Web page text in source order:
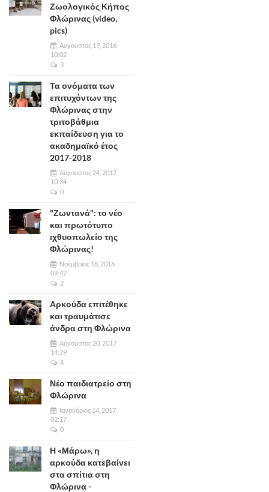
Ζωολογικός Κήπος
Φλώρινας (video,
pics)
Αύγουστος 19, 2016
10:02
3
Τα ονόματα των
επιτυχόντων της
Φλώρινας στην
τριτοβάθμια
εκπαίδευση για το
ακαδημαϊκό έτος
2017-2018
Αύγουστος 24, 2017
10:34
0
"Ζωντανά": το νέο
και πρωτότυπο
ιχθυοπωλείο της
Φλώρινας!
Νοέμβριος 18, 2016
09:42
2
Αρκούδα επιτέθηκε
και τραυμάτισε
άνδρα στη Φλώρινα
Αύγουστος 20, 2017
14:29
4
Νέο παιδιατρείο στη
Φλώρινα
Ιανουάριος 14, 2017
02:17
0
Η «Μάρω», η
αρκούδα κατεβαίνει
στα σπίτια στη
Φλώρινα -